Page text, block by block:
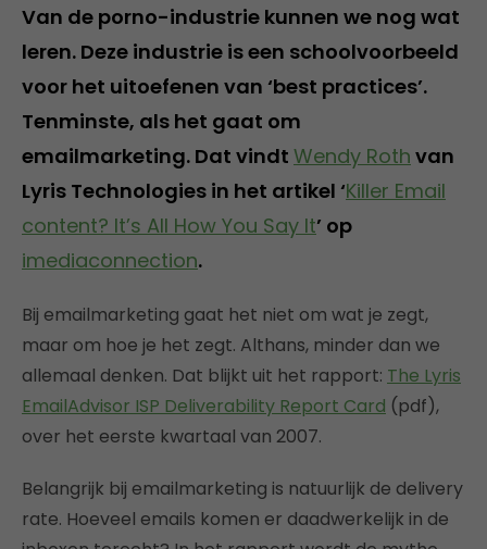
Van de porno-industrie kunnen we nog wat
leren. Deze industrie is een schoolvoorbeeld
voor het uitoefenen van ‘best practices’.
Tenminste, als het gaat om
emailmarketing. Dat vindt Wendy Roth van
Lyris Technologies in het artikel ‘Killer Email
content? It’s All How You Say It’ op
imediaconnection.
Bij emailmarketing gaat het niet om wat je zegt,
maar om hoe je het zegt. Althans, minder dan we
allemaal denken. Dat blijkt uit het rapport: The Lyris
EmailAdvisor ISP Deliverability Report Card (pdf),
over het eerste kwartaal van 2007.
Belangrijk bij emailmarketing is natuurlijk de delivery
rate. Hoeveel emails komen er daadwerkelijk in de